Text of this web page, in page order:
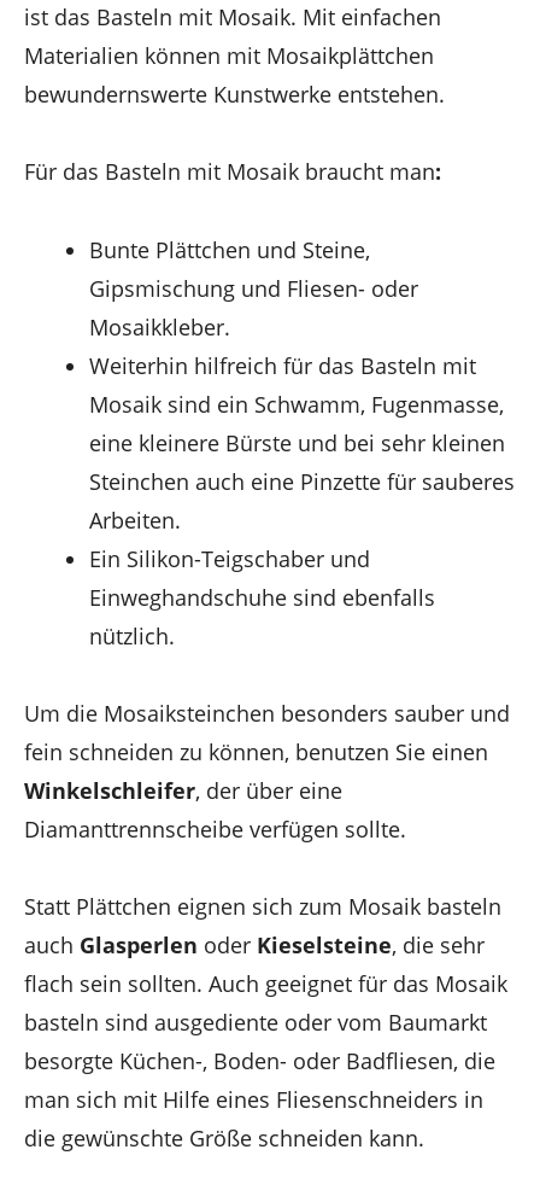
ist das Basteln mit Mosaik. Mit einfachen
Materialien können mit Mosaikplättchen
bewundernswerte Kunstwerke entstehen.
Für das Basteln mit Mosaik braucht man:
Bunte Plättchen und Steine,
Gipsmischung und Fliesen- oder
Mosaikkleber.
Weiterhin hilfreich für das Basteln mit
Mosaik sind ein Schwamm, Fugenmasse,
eine kleinere Bürste und bei sehr kleinen
Steinchen auch eine Pinzette für sauberes
Arbeiten.
Ein Silikon-Teigschaber und
Einweghandschuhe sind ebenfalls
nützlich.
Um die Mosaiksteinchen besonders sauber und
fein schneiden zu können, benutzen Sie einen
Winkelschleifer, der über eine
Diamanttrennscheibe verfügen sollte.
Statt Plättchen eignen sich zum Mosaik basteln
auch Glasperlen oder Kieselsteine, die sehr
flach sein sollten. Auch geeignet für das Mosaik
basteln sind ausgediente oder vom Baumarkt
besorgte Küchen-, Boden- oder Badfliesen, die
man sich mit Hilfe eines Fliesenschneiders in
die gewünschte Größe schneiden kann.